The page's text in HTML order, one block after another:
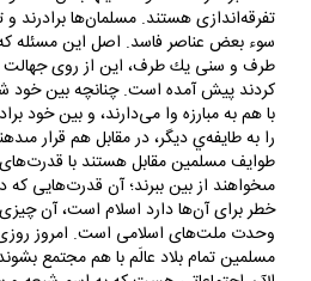
تفرقه‌اندازى هستند. مسلمان‌ها برادرند و
سوء بعض عناصر فاسد. اصل اين مسئله
طرف و سنى يك طرف، اين از روى جهالت
كردند پيش‏ آمده است. چنانچه بين
با هم به مبارزه وا مى‌دارند، و بين خود
را به طايفه‌ي ديگر، در مقابل هم قرار
طوايف مسلمين مقابل هستند با
مى‏خواهند از بين ببرند؛ آن قدرت‌هايى كه
خطر براى آن‌ها دارد اسلام است، آن
وحدت ملت‌هاى اسلامى است. امروز
مسلمين تمام بلاد عالَم با هم مجتمع